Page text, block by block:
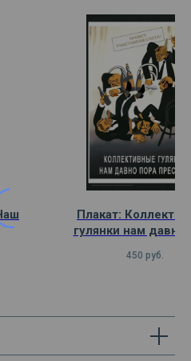
Плакат:
гулянки нам давно
450 руб.